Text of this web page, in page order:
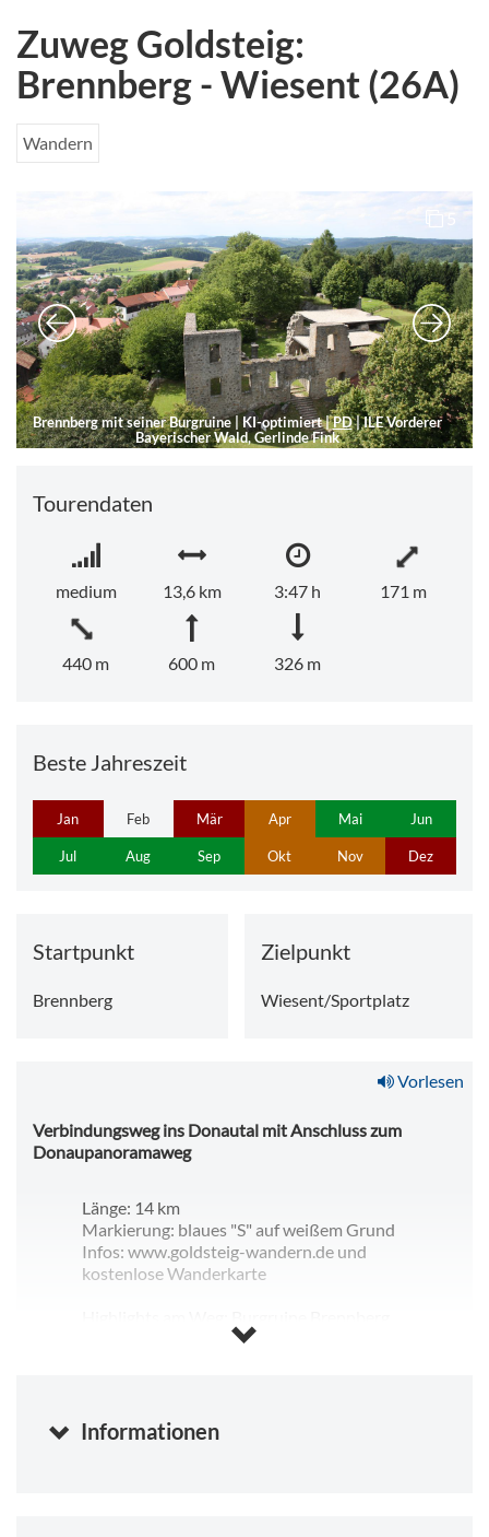
Zuweg Goldsteig:
Brennberg - Wiesent (26A)
Wandern
Brennberg mit seiner Burgruine | KI-optimiert |PD|ILE Vorderer
Bayerischer Wald, Gerlinde Fink
5
Tourendaten
medium 13,6 km 3:47 h 171 m
440 m 600 m 326 m
Beste Jahreszeit
Jan Feb Mär Apr Mai Jun
Jul Aug Sep Okt Nov Dez
Startpunkt
Brennberg
Zielpunkt
Wiesent/Sportplatz
Vorlesen
Verbindungsweg ins Donautal mit Anschluss zum
Donaupanoramaweg
Länge: 14 km
Markierung: blaues "S" auf weißem Grund
Infos: www.goldsteig-wandern.de und
kostenlose Wanderkarte
Klosterkirche Frauenzell, Einsiedelei,
Mit diesem Verbindungsweg kann man
Informationen